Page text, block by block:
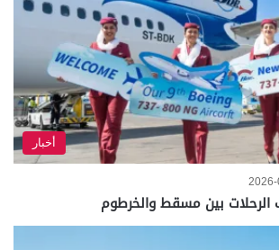
أخبار
الرحلات بين مسقط والخرطوم